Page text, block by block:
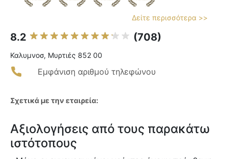
Δείτε περισσότερα >>
8.2 (708)
Καλυμνοσ, Μυρτιές 852 00
Εμφάνιση αριθμού τηλεφώνου
Σχετικά με την εταιρεία:
Αξιολογήσεις από τους παρακάτω
ιστότοπους